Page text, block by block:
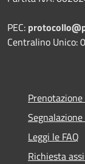
PEC:
Centralino Unico:
Leggi le FAQ
Richiesta